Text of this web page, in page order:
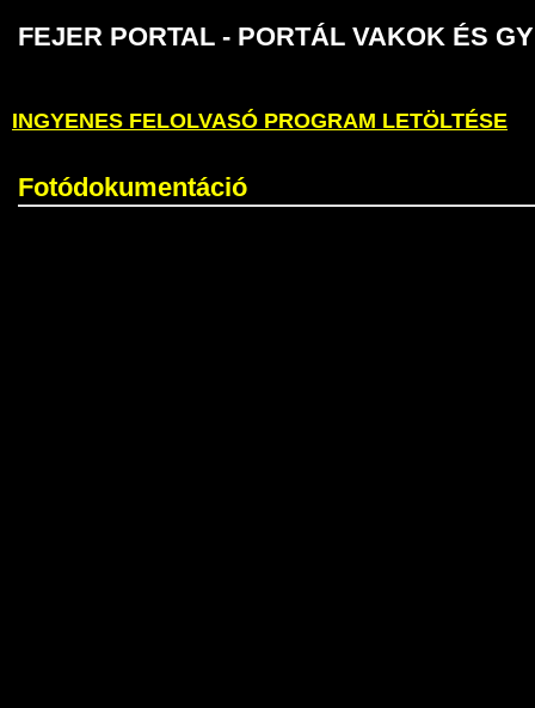
FEJER PORTAL - PORTÁL VAKOK ÉS
INGYENES FELOLVASÓ PROGRAM LETÖLTÉSE
Fotódokumentáció